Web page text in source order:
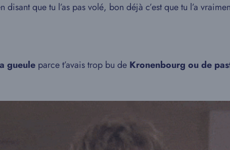
disant que tu l’as pas volé, bon déjà c’est que tu l’a
gueule parce t’avais trop bu de Kronenbourg ou de